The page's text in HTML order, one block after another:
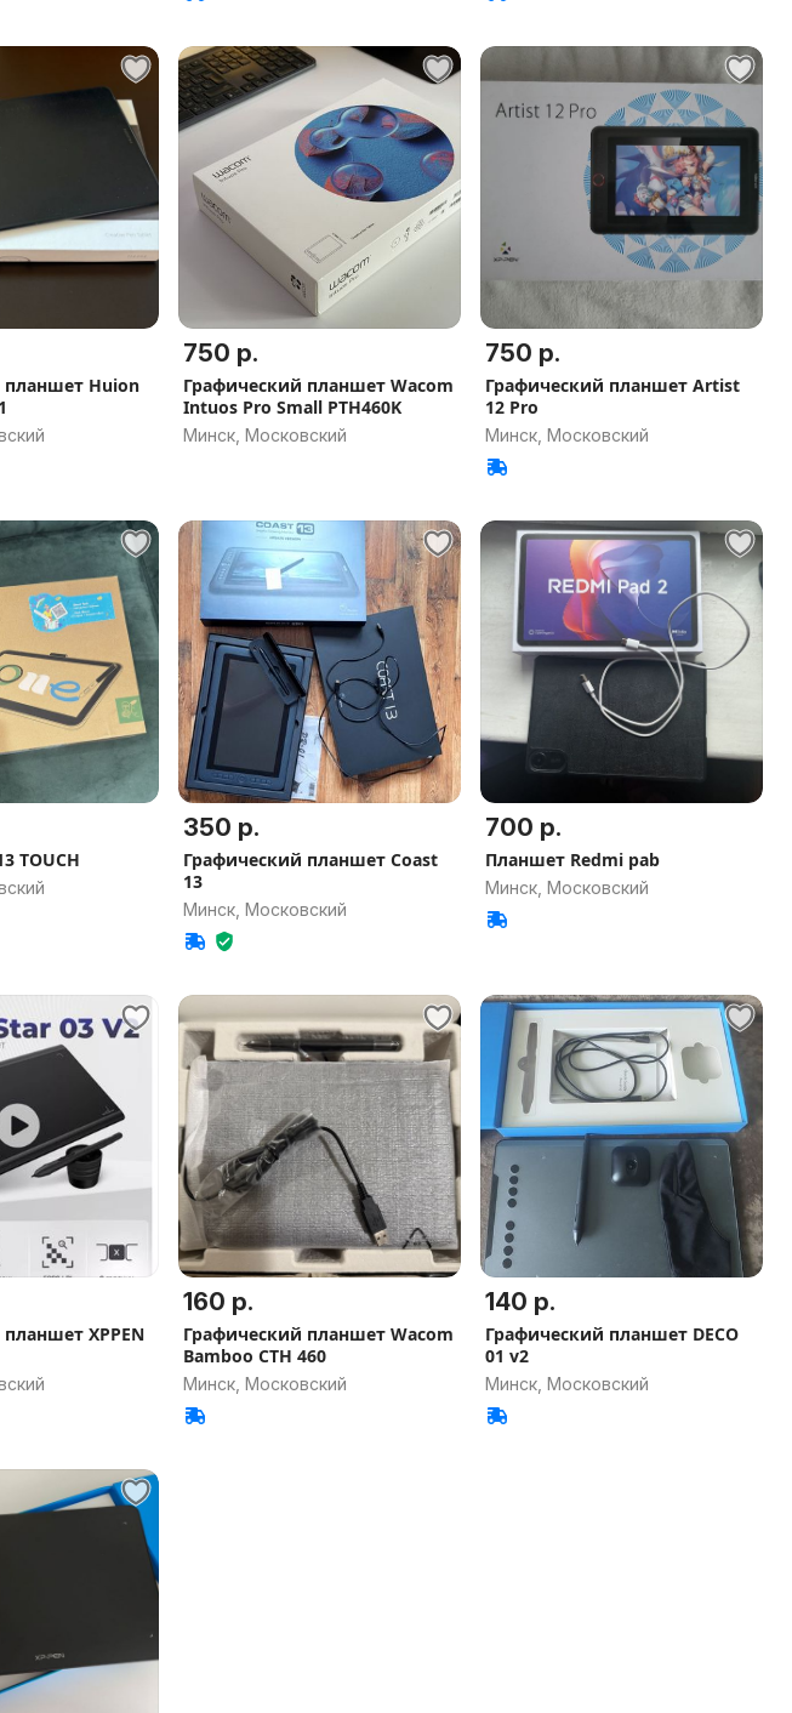
планшет Huion
750 р.
Графический планшет Wacom
Intuos Pro Small PTH460K
Минск, Московский
750 р.
Графический планшет Artist
12 Pro
Минск, Московский
TOUCH
350 р.
Графический планшет Coast
13
Минск, Московский
700 р.
Планшет Redmi pab
Минск, Московский
XPPEN
160 р.
Графический планшет Wacom
Bamboo CTH 460
Минск, Московский
140 р.
Графический планшет DECO
01 v2
Минск, Московский